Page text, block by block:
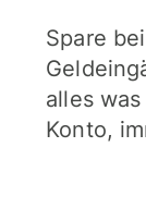
Spare
alles
Konto,